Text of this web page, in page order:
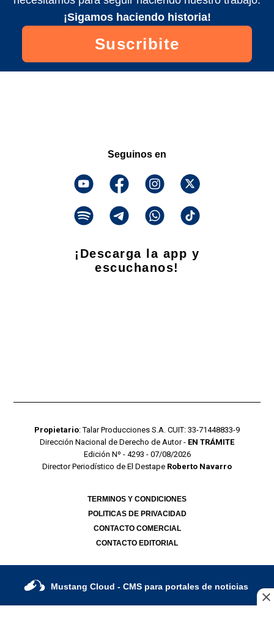
¡Sigamos haciendo historia!
Suscribite
Seguinos en
¡Descarga la app y
escuchanos!
Propietario: Talar Producciones S.A. CUIT: 33-71448833-9
Dirección Nacional de Derecho de Autor - EN TRÁMITE
Edición Nº - 4293 - 07/08/2026
Director Periodístico de El Destape Roberto Navarro
TERMINOS Y CONDICIONES
POLITICAS DE PRIVACIDAD
CONTACTO COMERCIAL
CONTACTO EDITORIAL
Mustang Cloud - CMS para portales de noticias